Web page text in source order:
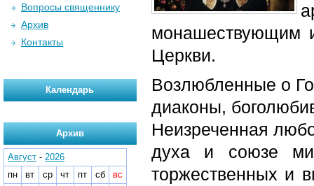
монашествующим
Церкви.
Возлюбленные о
диаконы,
Неизреченная
духа и союзе
торжественных и
Вопросы священнику
Архив
Контакты
Календарь
Архив
Август - 2026
пн
вт ср чт пт сб
вс